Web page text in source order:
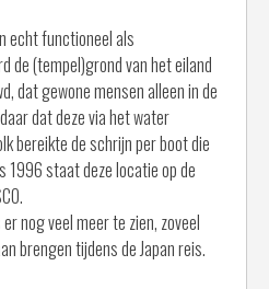
echt functioneel als
de (tempel)grond van het eiland
dat gewone mensen alleen in de
dat deze via het water
bereikte de schrijn per boot die
1996 staat deze locatie op de
nog veel meer te zien, zoveel
brengen tijdens de Japan reis.